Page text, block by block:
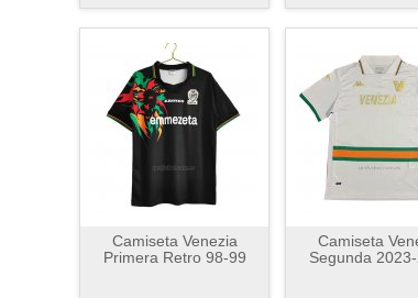
Camiseta Venezia
Primera Retro 98-99
Camiseta
Segunda